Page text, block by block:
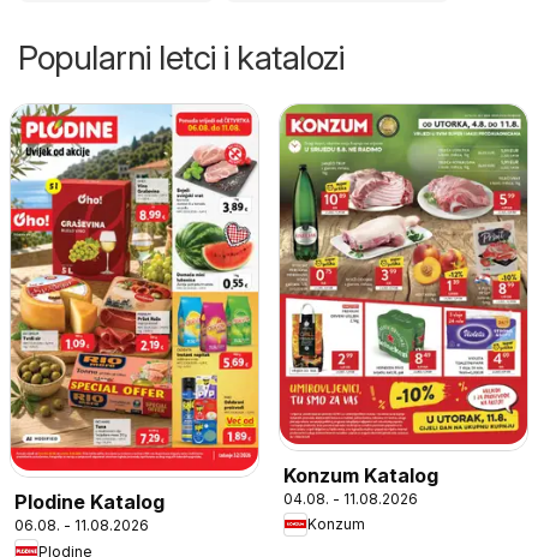
Popularni letci i katalozi
Plodine Katalog
06.08. - 11.08.2026
Plodine
Konzum Katalog
04.08. - 11.08.2026
Konzum